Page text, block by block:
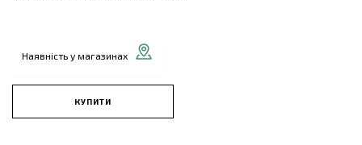
Наявність у магазинах
КУПИТИ